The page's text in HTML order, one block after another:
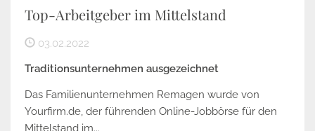
Top-Arbeitgeber im Mittelstand
03.02.2022
Traditionsunternehmen ausgezeichnet
Das Familienunternehmen Remagen wurde von
Yourfirm.de, der führenden Online-Jobbörse für den
Mittelstand im...